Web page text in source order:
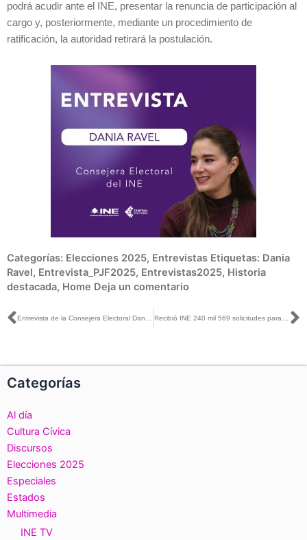
podrá acudir ante el INE, presentar la renuncia de participación al
cargo y, posteriormente, mediante un procedimiento de
ratificación, la autoridad retirará la postulación.
Categorías: Elecciones 2025, Entrevistas Etiquetas: Dania
Ravel, Entrevista_PJF2025, Entrevistas2025, Historia
destacada, Home Deja un comentario
Ant
Categorías
Al día
Cultura Cívica
Discursos
Elecciones 2025
Especiales
Estados
Multimedia
INE TV